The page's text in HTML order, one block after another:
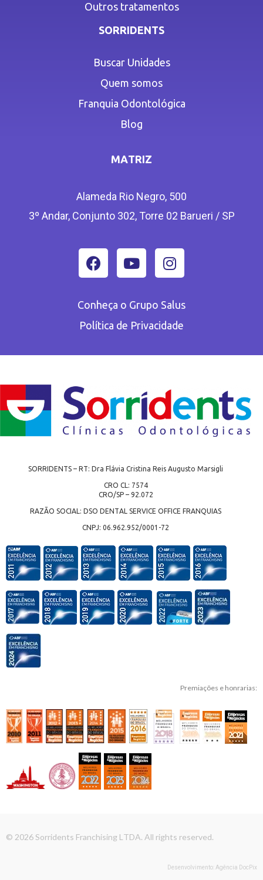
Outros tratamentos
SORRIDENTS
Buscar Unidades
Quem somos
Franquia Odontológica
Blog
MATRIZ
Alameda Rio Negro, 500
3º Andar, Conjunto 302, Torre 02 Barueri / SP
Conheça o Grupo Salus
Política de Privacidade
SORRIDENTS – RT: Dra Flávia Cristina Reis Augusto Marsigli
CRO CL: 7574
CRO/SP – 92.072
RAZÃO SOCIAL: DSO DENTAL SERVICE OFFICE FRANQUIAS
CNPJ: 06.962.952/0001-72
Premiações e honrarias:
© 2026 Sorridents Franchising LTDA. All rights reserved.
Desenvolvimento: Agência DocPix